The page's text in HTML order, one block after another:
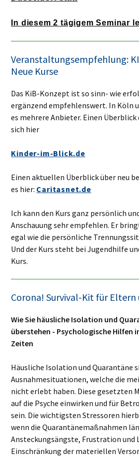
In diesem 2 tägigem Seminar
Veranstaltungsempfehlung:
Neue Kurse
Das KiB-Konzept ist so sinn- wie
ergänzend empfehlenswert. In Köln
es mehrere Anbieter. Einen
sich hier
Kinder-im-Blick.de
Einen aktuellen Überblick über neu
es hier: Caritasnet.de
Ich kann den Kurs ganz persönlich
Anschauung sehr empfehlen. Er
egal wie die persönliche
Und der Kurs steht bei Jugendhilfe
Kurs.
Corona! Survival-Kit für
Wie Sie häusliche Isolation und
überstehen - Psychologische Hilfen
Zeiten
Häusliche Isolation und Quarantäne
Ausnahmesituationen, welche die
nicht erlebt haben. Diese gesetzten
auf die Psyche einwirken und für
sein. Die wichtigsten Stressoren
wenn die Quarantänemaßnahmen
Ansteckungsängste, Frustration und
Einschränkung der materiellen